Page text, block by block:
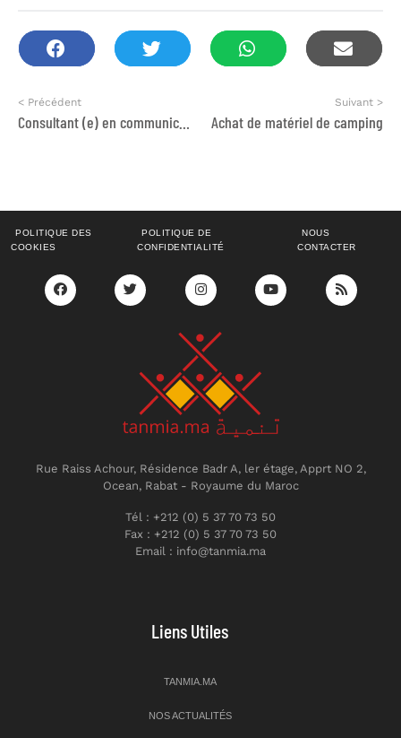
< Précédent
Consultant (e) en communication
Suivant >
Achat de matériel de camping
POLITIQUE DES
COOKIES
POLITIQUE DE
CONFIDENTIALITÉ
NOUS
CONTACTER
Rue Raiss Achour, Résidence Badr A, ler étage, Apprt NO 2,
Ocean, Rabat - Royaume du Maroc
Tél : +212 (0) 5 37 70 73 50
Fax : +212 (0) 5 37 70 73 50
Email : info@tanmia.ma
Liens Utiles
TANMIA.MA
NOS ACTUALITÉS